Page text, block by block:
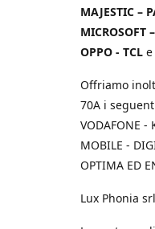
MAJESTIC –
MICROSOFT
OPPO - TCL
Offriamo
70A i
VODAFONE -
MOBILE -
OPTIMA ED
Lux Phonia